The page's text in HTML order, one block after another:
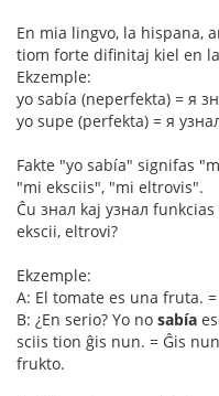
En mia lingvo, la hispana,
tiom forte difinitaj kiel en
Ekzemple:
yo sabía (neperfekta) = я
yo supe (perfekta) = я
Fakte "yo sabía" signifas
"mi eksciis", "mi eltrovis".
Ĉu знал kaj узнал
ekscii, eltrovi?
Ekzemple:
A: El tomate es una fruta.
B: ¿En serio? Yo no sabía
sciis tion ĝis nun. = Ĝis
frukto.